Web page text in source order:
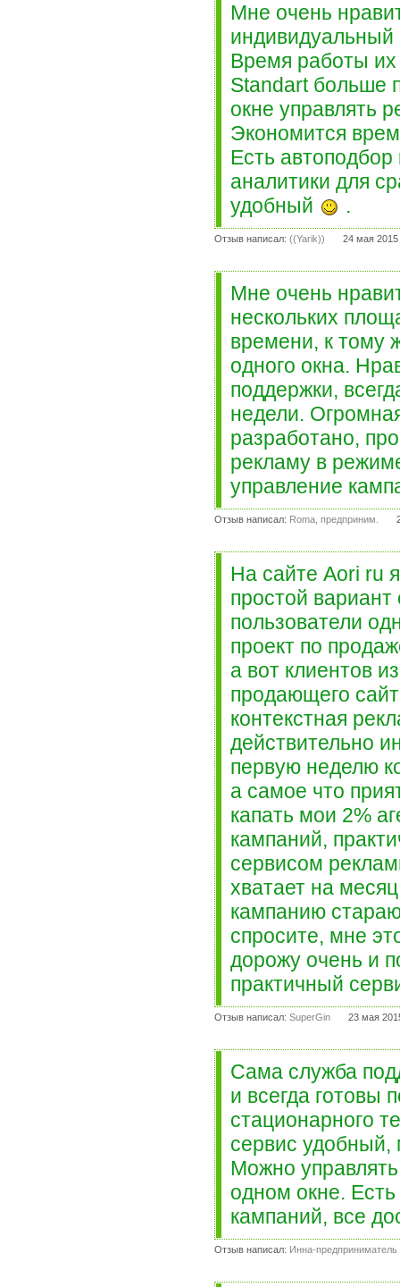
Мне очень
индивидуальный
Время работы их
Standart больше
окне управлять
Экономится
Есть
аналитики для
удобный
.
Отзыв написал: ((Yarik)) 24 мая 2015
Мне очень
нескольких
времени, к тому
одного окна.
поддержки,
недели.
разработано,
рекламу в
управление
Отзыв написал: Roma, предприним.
На сайте Aori ru
простой
пользователи
проект по
а вот клиентов
продающего
контекстная
действительно
первую неделю
а самое что
капать мои 2%
кампаний,
сервисом
хватает на
кампанию
спросите, мне
дорожу очень и
практичный
Отзыв написал: SuperGin 23 мая
Сама служба
и всегда готовы
стационарного
сервис удобный,
Можно
одном окне.
кампаний, все
Отзыв написал: Инна-предприниматель